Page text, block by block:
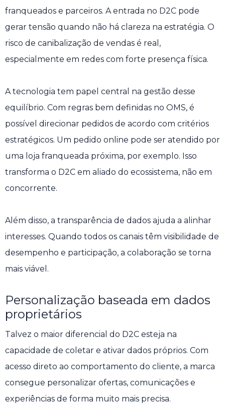
franqueados e parceiros. A entrada no D2C pode
gerar tensão quando não há clareza na estratégia. O
risco de canibalização de vendas é real,
especialmente em redes com forte presença física.
A tecnologia tem papel central na gestão desse
equilíbrio. Com regras bem definidas no OMS, é
possível direcionar pedidos de acordo com critérios
estratégicos. Um pedido online pode ser atendido por
uma loja franqueada próxima, por exemplo. Isso
transforma o D2C em aliado do ecossistema, não em
concorrente.
Além disso, a transparência de dados ajuda a alinhar
interesses. Quando todos os canais têm visibilidade de
desempenho e participação, a colaboração se torna
mais viável.
Personalização baseada em dados
proprietários
Talvez o maior diferencial do D2C esteja na
capacidade de coletar e ativar dados próprios. Com
acesso direto ao comportamento do cliente, a marca
consegue personalizar ofertas, comunicações e
experiências de forma muito mais precisa.